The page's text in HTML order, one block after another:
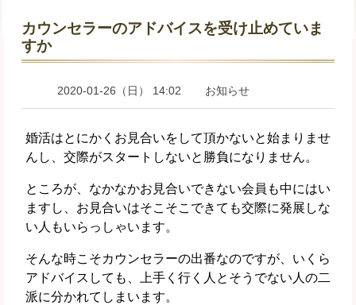
カウンセラーのアドバイスを受け止めていま
すか
2020-01-26（日） 14:02 お知らせ
婚活はとにかくお見合いをして頂かないと始まりませ
んし、交際がスタートしないと勝負になりません。
ところが、なかなかお見合いできない会員も中にはい
ますし、お見合いはそこそこできても交際に発展しな
い人もいらっしゃいます。
そんな時こそカウンセラーの出番なのですが、いくら
アドバイスしても、上手く行く人とそうでない人の二
派に分かれてしまいます。